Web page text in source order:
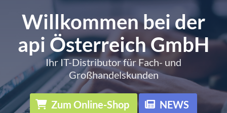
Willkommen bei der
api Österreich GmbH
Ihr IT-Distributor für Fach- und
Großhandelskunden
Zum Online-Shop
NEWS